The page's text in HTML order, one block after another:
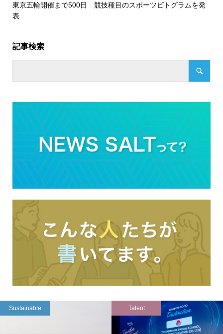
東京五輪開催まで500日 競技種目のスポーツピトグラムを発
表
記事検索
Sustainable Talent